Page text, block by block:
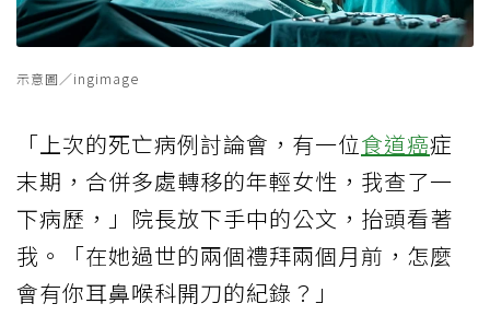
示意圖／ingimage
「上次的死亡病例討論會，有一位食道癌症
末期，合併多處轉移的年輕女性，我查了一
下病歷，」院長放下手中的公文，抬頭看著
我。「在她過世的兩個禮拜兩個月前，怎麼
會有你耳鼻喉科開刀的紀錄？」